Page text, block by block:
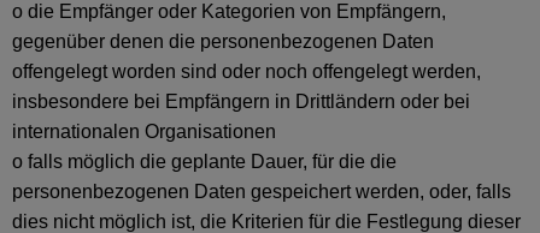
o die Empfänger oder Kategorien von Empfängern,
gegenüber denen die personenbezogenen Daten
offengelegt worden sind oder noch offengelegt werden,
insbesondere bei Empfängern in Drittländern oder bei
internationalen Organisationen
o falls möglich die geplante Dauer, für die die
personenbezogenen Daten gespeichert werden, oder, falls
dies nicht möglich ist, die Kriterien für die Festlegung dieser